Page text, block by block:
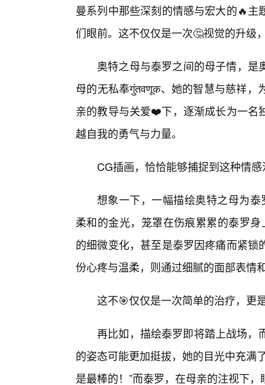
曼系列中那些深刻的情感与宏大的🔥
们眼前。这不仅仅是一次🤔视觉的升级
奥特之母与泰罗之间的母子情，
母的无私奉गुंतवणूक、她的智慧与慈祥，
亲的教导与关爱❤️下，逐渐成长为一名
越自我的勇气与力量。
CG插画，恰恰能够捕捉到这种情
想象一下，一幅描绘奥特之母为
柔和的金光，笼罩在伤痕累累的泰罗
的细微变化，甚至是泰罗因疼痛而紧
份心疼与温柔，则通过细腻的面部表情
这不🎯仅仅是一次简单的治疗，更
再比如，描绘泰罗即将踏上战场，
的姿态可能更加挺拔，她的目光中充满
是最棒的！”而泰罗，在母亲的注视下